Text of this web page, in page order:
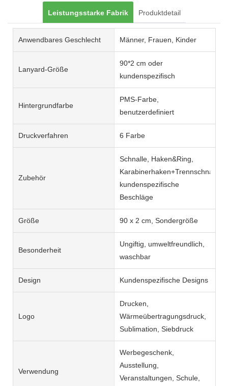
Leistungsstarke Fabrik Produktdetail
Anwendbares Geschlecht Männer, Frauen, Kinder
Lanyard-Größe
90*2 cm oder
kundenspezifisch
Hintergrundfarbe
PMS-Farbe,
benutzerdefiniert
Druckverfahren 6 Farbe
Zubehör
Schnalle, Haken&Ring,
Karabinerhaken+Trennschnalle,
kundenspezifische
Beschläge
Größe 90 x 2 cm, Sondergröße
Besonderheit
Ungiftig, umweltfreundlich,
waschbar
Design Kundenspezifische Designs
Logo
Drucken,
Wärmeübertragungsdruck,
Sublimation, Siebdruck
Verwendung
Werbegeschenk,
Ausstellung,
Veranstaltungen, Schule,